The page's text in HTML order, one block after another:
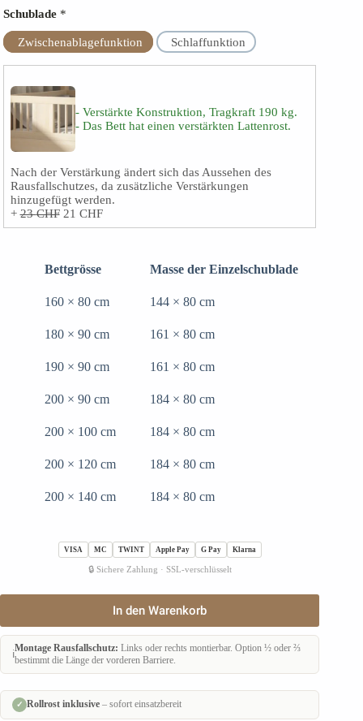
Schublade *
Zwischenablagefunktion Schlaffunktion
- Verstärkte Konstruktion, Tragkraft 190 kg.
- Das Bett hat einen verstärkten Lattenrost.
Nach der Verstärkung ändert sich das Aussehen des
Rausfallschutzes, da zusätzliche Verstärkungen
hinzugefügt werden.
+23CHF 21 CHF
Bettgrösse Masse der Einzelschublade
160 × 80 cm 144 × 80 cm
180 × 90 cm 161 × 80 cm
190 × 90 cm 161 × 80 cm
200 × 90 cm 184 × 80 cm
200 × 100 cm 184 × 80 cm
200 × 120 cm 184 × 80 cm
200 × 140 cm 184 × 80 cm
VISA MC TWINT Apple Pay G Pay Klarna
🔒 Sichere Zahlung · SSL-verschlüsselt
Kinderbett
mit
Schublade
Menge
In den Warenkorb
ℹ️Montage Rausfallschutz: Links oder rechts montierbar. Option ½ oder ⅔
bestimmt die Länge der vorderen Barriere.
✓ Rollrost inklusive – sofort einsatzbereit